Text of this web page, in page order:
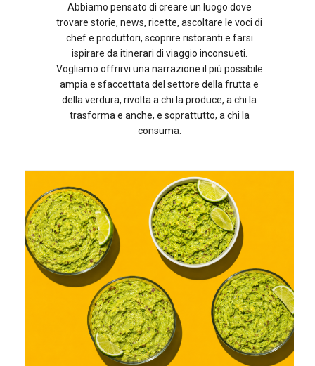
Abbiamo pensato di creare un luogo dove
trovare storie, news, ricette, ascoltare le voci di
chef e produttori, scoprire ristoranti e farsi
ispirare da itinerari di viaggio inconsueti.
Vogliamo offrirvi una narrazione il più possibile
ampia e sfaccettata del settore della frutta e
della verdura, rivolta a chi la produce, a chi la
trasforma e anche, e soprattutto, a chi la
consuma.